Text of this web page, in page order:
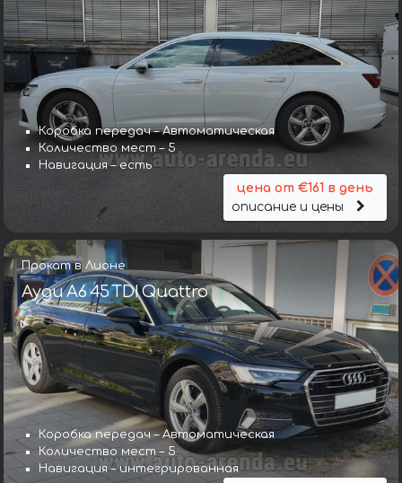
Коробка передач – Автоматическая
Количество мест – 5
Навигация – есть
цена от €161 в день
описание и цены
Прокат в Лионе
Ауди A6 45 TDI Quattro
Коробка передач – Автоматическая
Количество мест – 5
Навигация – интегрированная